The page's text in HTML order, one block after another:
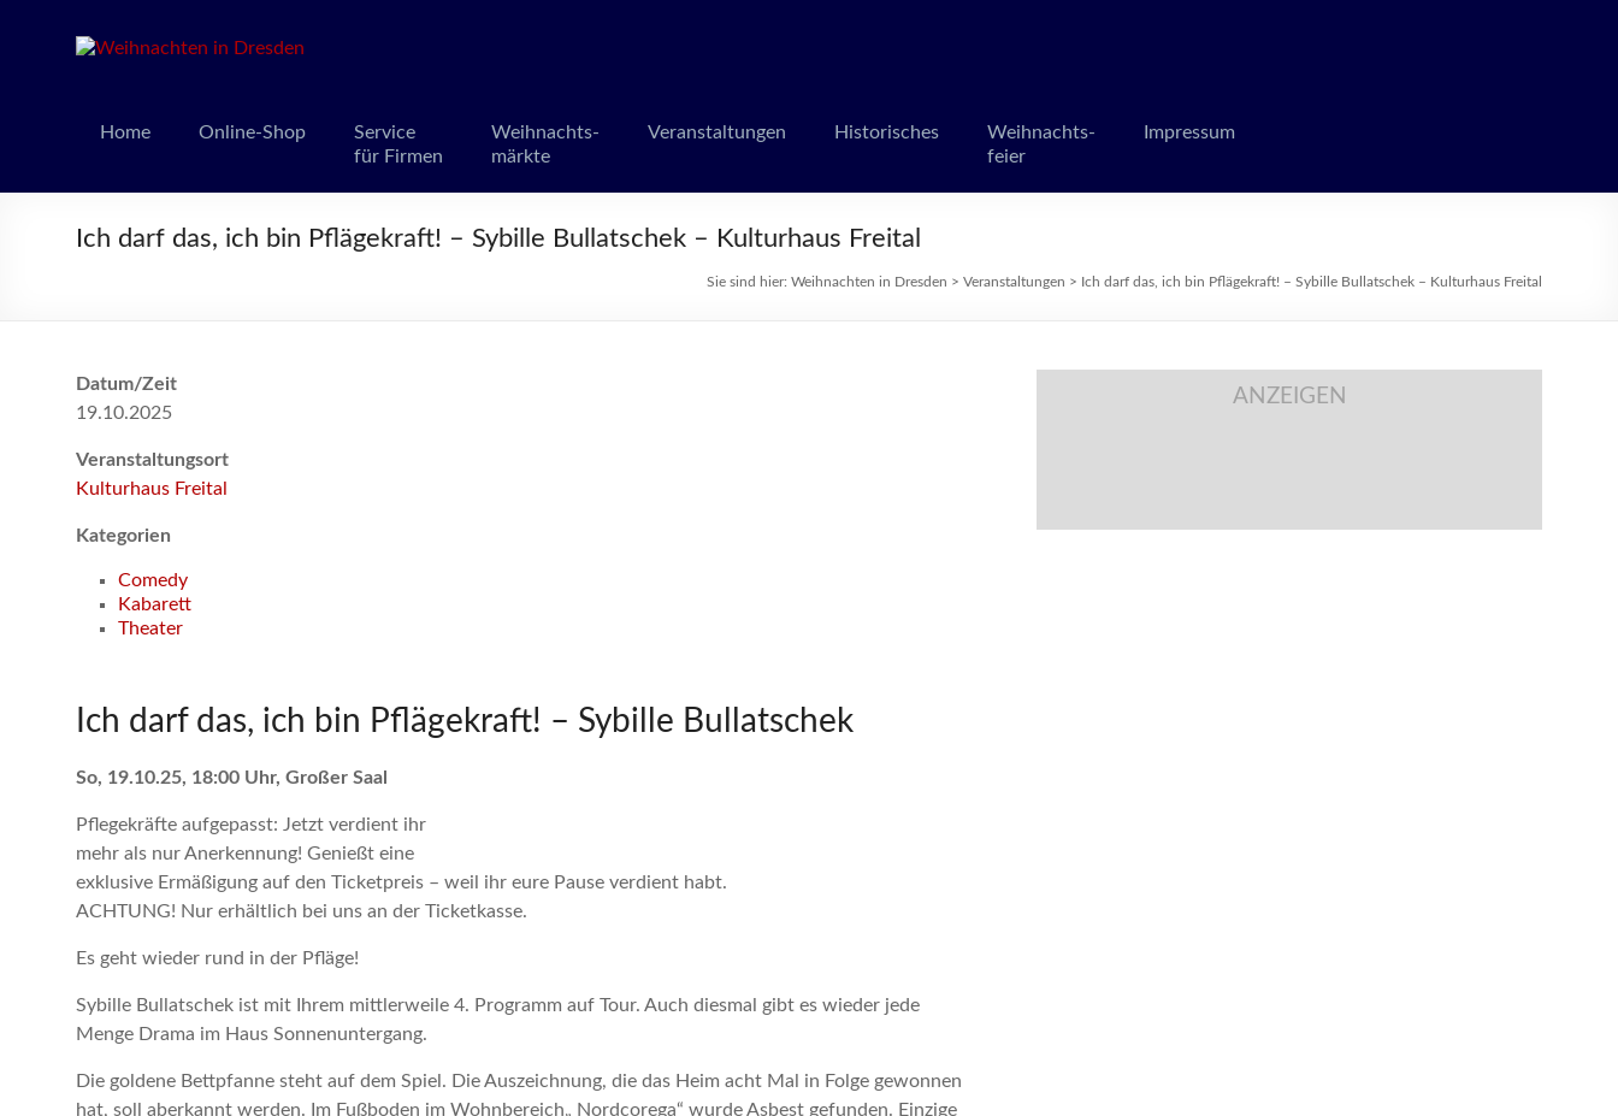
Home Online-Shop
Service
für Firmen
Weihnachts-
märkte
Veranstaltungen Historisches
Weihnachts-
feier
Impressum
Ich darf das, ich bin Pflägekraft! – Sybille Bullatschek – Kulturhaus Freital
Sie sind hier: Weihnachten in Dresden > Veranstaltungen > Ich darf das, ich bin Pflägekraft! – Sybille Bullatschek – Kulturhaus Freital
Datum/Zeit
19.10.2025
Veranstaltungsort
Kulturhaus Freital
Kategorien
Comedy
Kabarett
Theater
Ich darf das, ich bin Pflägekraft! – Sybille Bullatschek
So, 19.10.25, 18:00 Uhr, Großer Saal
Pflegekräfte aufgepasst: Jetzt verdient ihr
mehr als nur Anerkennung! Genießt eine
exklusive Ermäßigung auf den Ticketpreis – weil ihr eure Pause verdient habt.
ACHTUNG! Nur erhältlich bei uns an der Ticketkasse.
Es geht wieder rund in der Pfläge!
Sybille Bullatschek ist mit Ihrem mittlerweile 4. Programm auf Tour. Auch diesmal gibt es wieder jede
Menge Drama im Haus Sonnenuntergang.
Die goldene Bettpfanne steht auf dem Spiel. Die Auszeichnung, die das Heim acht Mal in Folge gewonnen
hat, soll aberkannt werden. Im Fußboden im Wohnbereich„ Nordcorega“ wurde Asbest gefunden. Einzige
ANZEIGEN